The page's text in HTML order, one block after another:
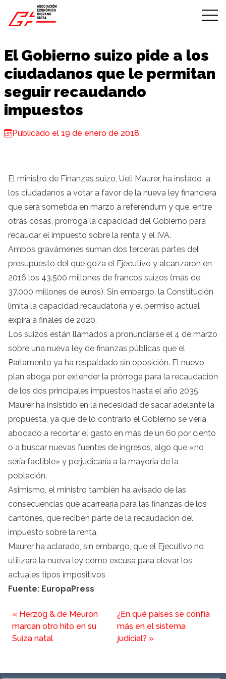
Skip to content
El Gobierno suizo pide a los
ciudadanos que le permitan
seguir recaudando
impuestos
Publicado el 19 de enero de 2018
El ministro de Finanzas suizo, Ueli Maurer, ha instado a
los ciudadanos a votar a favor de la nueva ley financiera
que será sometida en marzo a referéndum y que, entre
otras cosas, prorroga la capacidad del Gobierno para
recaudar el impuesto sobre la renta y el IVA.
Ambos gravámenes suman dos terceras partes del
presupuesto del que goza el Ejecutivo y alcanzaron en
2016 los 43.500 millones de francos suizos (más de
37.000 millones de euros). Sin embargo, la Constitución
limita la capacidad recaudatoria y el permiso actual
expira a finales de 2020.
Los suizos están llamados a pronunciarse el 4 de marzo
sobre una nueva ley de finanzas públicas que el
Parlamento ya ha respaldado sin oposición. El nuevo
plan aboga por extender la prórroga para la recaudación
de los dos principales impuestos hasta el año 2035.
Maurer ha insistido en la necesidad de sacar adelante la
propuesta, ya que de lo contrario el Gobierno se vería
abocado a recortar el gasto en más de un 60 por ciento
o a buscar nuevas fuentes de ingresos, algo que «no
sería factible» y perjudicaría a la mayoría de la
población.
Asimismo, el ministro también ha avisado de las
consecuencias que acarrearía para las finanzas de los
cantones, que reciben parte de la recaudación del
impuesto sobre la renta.
Maurer ha aclarado, sin embargo, que el Ejecutivo no
utilizará la nueva ley como excusa para elevar los
actuales tipos impositivos
Fuente: EuropaPress
« Herzog & de Meuron
marcan otro hito en su
Suiza natal
¿En qué países se confía
más en el sistema
judicial? »